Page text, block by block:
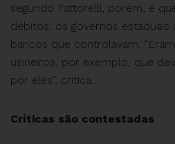
segundo Fattorelli, porém, é
débitos, os governos estaduais
bancos que controlavam.
usineiros, por exemplo, que
por eles”, critica.
Críticas são contestadas